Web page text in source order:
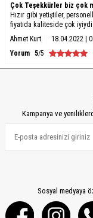
Çok Teşekkürler biz çok
Hızır gibi yetiştiler,
fiyatıda kaliteside çok
Ahmet Kurt
18.04.2022 |
Yorum 5/5
Kampanya ve
Sosyal medyaya